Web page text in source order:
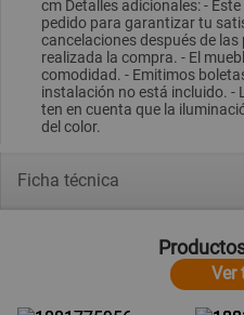
cm Detalles adicionales: -
pedido para garantizar tu
cancelaciones después de
realizada la compra. - El
comodidad. - Emitimos
instalación no está incluido. -
ten en cuenta que la
del color.
Ficha técnica
Ver